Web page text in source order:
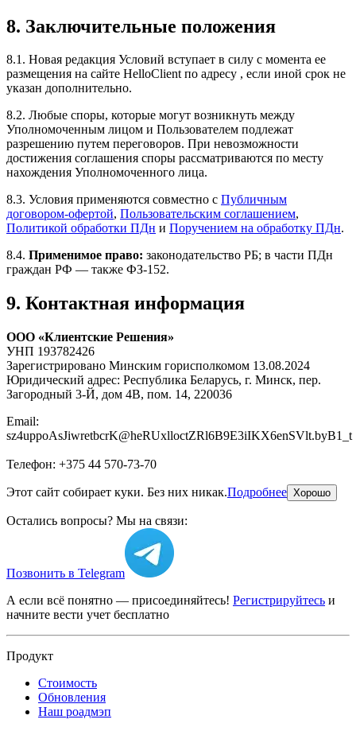
8. Заключительные положения
8.1. Новая редакция Условий вступает в силу с момента ее
размещения на сайте HelloClient по адресу , если иной срок не
указан дополнительно.
8.2. Любые споры, которые могут возникнуть между
Уполномоченным лицом и Пользователем подлежат
разрешению путем переговоров. При невозможности
достижения соглашения споры рассматриваются по месту
нахождения Уполномоченного лица.
8.3. Условия применяются совместно с Публичным
договором-офертой, Пользовательским соглашением,
Политикой обработки ПДн и Поручением на обработку ПДн.
8.4. Применимое право: законодательство РБ; в части ПДн
граждан РФ — также ФЗ-152.
9. Контактная информация
ООО «Клиентские Решения»
УНП 193782426
Зарегистрировано Минским горисполкомом 13.08.2024
Юридический адрес: Республика Беларусь, г. Минск, пер.
Загородный 3-Й, дом 4В, пом. 14, 220036
Email:
sz4uppoAsJiwretbcrK@heRUxlloctZRl6B9E3iIKX6enSVlt.byB1_t
Телефон: +375 44 570-73-70
Этот сайт собирает куки. Без них никак.Подробнее Хорошо
Остались вопросы? Мы на связи:
Позвонить в Telegram
А если всё понятно — присоединяйтесь! Регистрируйтесь и
начните вести учет бесплатно
Продукт
Стоимость
Обновления
Наш роадмэп